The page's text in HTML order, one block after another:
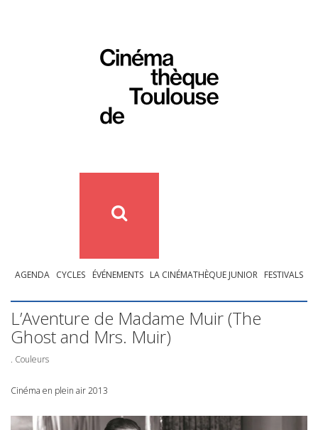
AGENDA CYCLES ÉVÉNEMENTS LA CINÉMATHÈQUE JUNIOR FESTIVALS
L’Aventure de Madame Muir (The
Ghost and Mrs. Muir)
. Couleurs
Cinéma en plein air 2013